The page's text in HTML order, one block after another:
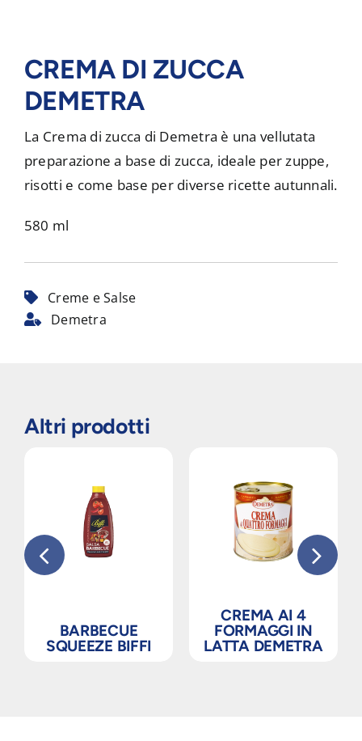
CREMA DI ZUCCA
DEMETRA
La Crema di zucca di Demetra è una vellutata
preparazione a base di zucca, ideale per zuppe,
risotti e come base per diverse ricette autunnali.
580 ml
Creme e Salse
Demetra
Altri prodotti
BARBECUE
SQUEEZE BIFFI
CREMA AI 4
FORMAGGI IN
LATTA DEMETRA